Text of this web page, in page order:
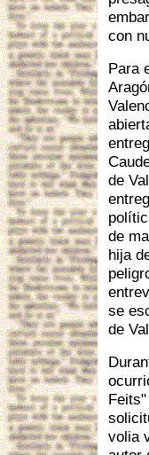
con
Para
de
de
hija
se
de
volia